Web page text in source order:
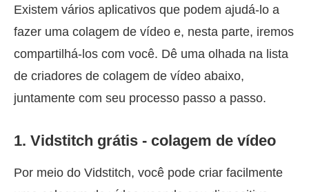
Existem vários aplicativos que podem ajudá-lo a
fazer uma colagem de vídeo e, nesta parte, iremos
compartilhá-los com você. Dê uma olhada na lista
de criadores de colagem de vídeo abaixo,
juntamente com seu processo passo a passo.
1. Vidstitch grátis - colagem de vídeo
Por meio do Vidstitch, você pode criar facilmente